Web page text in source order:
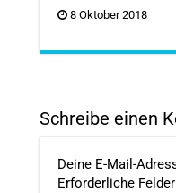
8 Oktober 2018
Schreibe einen
Deine E-Mail-
Erforderliche